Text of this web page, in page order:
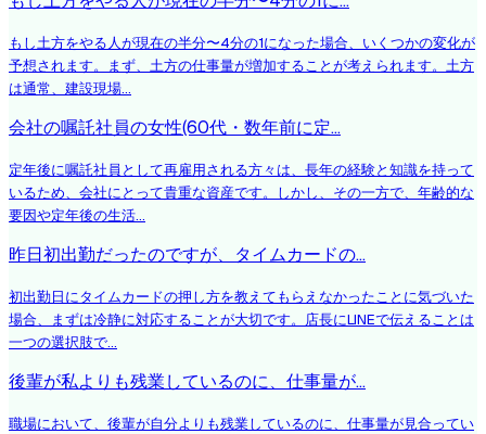
もし土方をやる人が現在の半分〜4分の1になった場合、いくつかの変化が
予想されます。まず、土方の仕事量が増加することが考えられます。土方
は通常、建設現場...
会社の嘱託社員の女性(60代・数年前に定...
定年後に嘱託社員として再雇用される方々は、長年の経験と知識を持って
いるため、会社にとって貴重な資産です。しかし、その一方で、年齢的な
要因や定年後の生活...
昨日初出勤だったのですが、タイムカードの...
初出勤日にタイムカードの押し方を教えてもらえなかったことに気づいた
場合、まずは冷静に対応することが大切です。店長にLINEで伝えることは
一つの選択肢で...
後輩が私よりも残業しているのに、仕事量が...
職場において、後輩が自分よりも残業しているのに、仕事量が見合ってい